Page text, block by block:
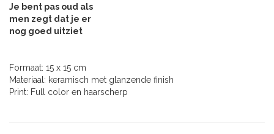
Je bent pas oud als
men zegt dat je er
nog goed uitziet
Formaat: 15 x 15 cm
Materiaal: keramisch met glanzende finish
Print: Full color en haarscherp